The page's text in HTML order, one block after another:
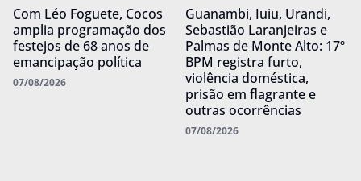
Com Léo Foguete, Cocos
amplia programação dos
festejos de 68 anos de
emancipação política
07/08/2026
Guanambi, Iuiu, Urandi,
Sebastião Laranjeiras e
Palmas de Monte Alto: 17º
BPM registra furto,
violência doméstica,
prisão em flagrante e
outras ocorrências
07/08/2026